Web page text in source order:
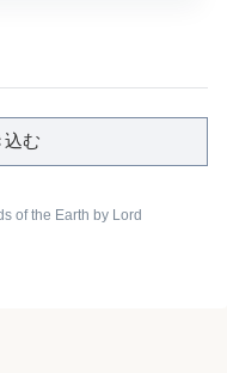
込む
of the Earth by Lord